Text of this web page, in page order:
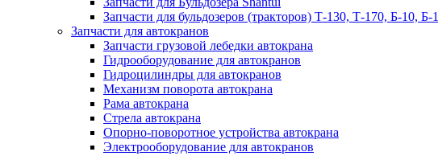
Запчасти для бульдозеров (тракторов) Т-130, Т-170, Б-10,
Запчасти для автокранов
Запчасти грузовой лебедки автокрана
Гидрооборудование для автокранов
Гидроцилиндры для автокранов
Механизм поворота автокрана
Рама автокрана
Стрела автокрана
Опорно-поворотное устройства автокрана
Электрооборудование для автокранов